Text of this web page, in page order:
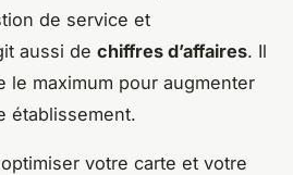
de service et
aussi de chiffres d’affaires. Il
le maximum pour augmenter
établissement.
votre carte et votre